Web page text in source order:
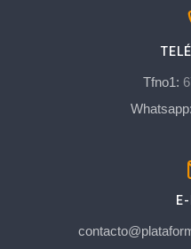
Tfno1:
Whatsapp: